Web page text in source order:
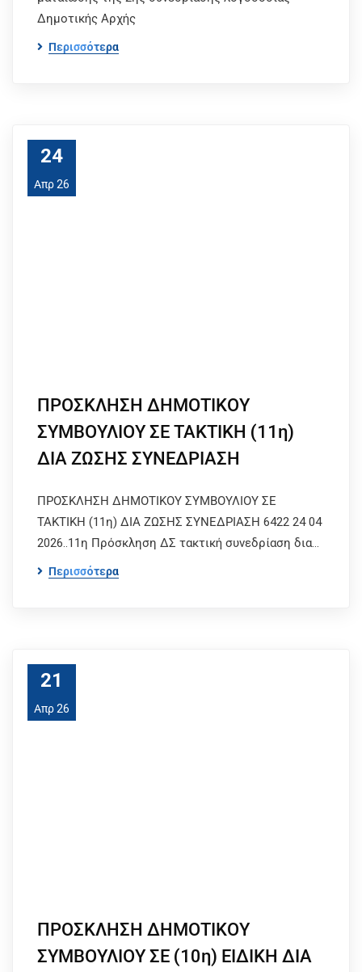
Δημοτικής Αρχής
Περισσότερα
24
Απρ 26
ΠΡΟΣΚΛΗΣΗ ΔΗΜΟΤΙΚΟΥ
ΣΥΜΒΟΥΛΙΟΥ ΣΕ ΤΑΚΤΙΚΗ (11η)
ΔΙΑ ΖΩΣΗΣ ΣΥΝΕΔΡΙΑΣΗ
ΠΡΟΣΚΛΗΣΗ ΔΗΜΟΤΙΚΟΥ ΣΥΜΒΟΥΛΙΟΥ ΣΕ
ΤΑΚΤΙΚΗ (11η) ΔΙΑ ΖΩΣΗΣ ΣΥΝΕΔΡΙΑΣΗ 6422 24 04
2026..11η Πρόσκληση ΔΣ τακτική συνεδρίαση δια…
Περισσότερα
21
Απρ 26
ΠΡΟΣΚΛΗΣΗ ΔΗΜΟΤΙΚΟΥ
ΣΥΜΒΟΥΛΙΟΥ ΣΕ (10η) ΕΙΔΙΚΗ ΔΙΑ